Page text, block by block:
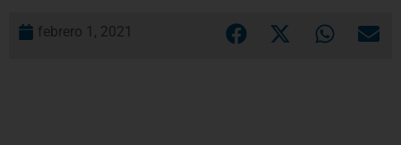
febrero 1, 2021